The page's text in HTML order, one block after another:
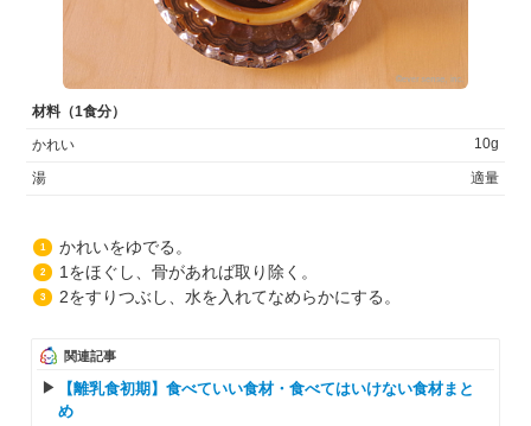
材料（1食分）
かれい
10g
湯 適量
1 かれいをゆでる。
2 1をほぐし、骨があれば取り除く。
3 2をすりつぶし、水を入れてなめらかにする。
関連記事
【離乳食初期】食べていい食材・食べてはいけない食材まと
め